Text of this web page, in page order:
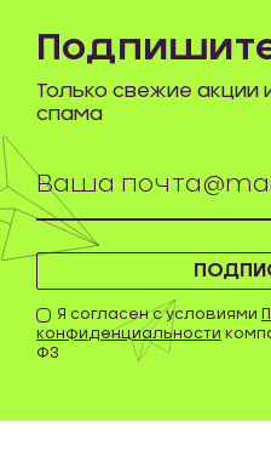
Я согласен с условиями
конфиденциальности
ФЗ
Только свежие акции
спама